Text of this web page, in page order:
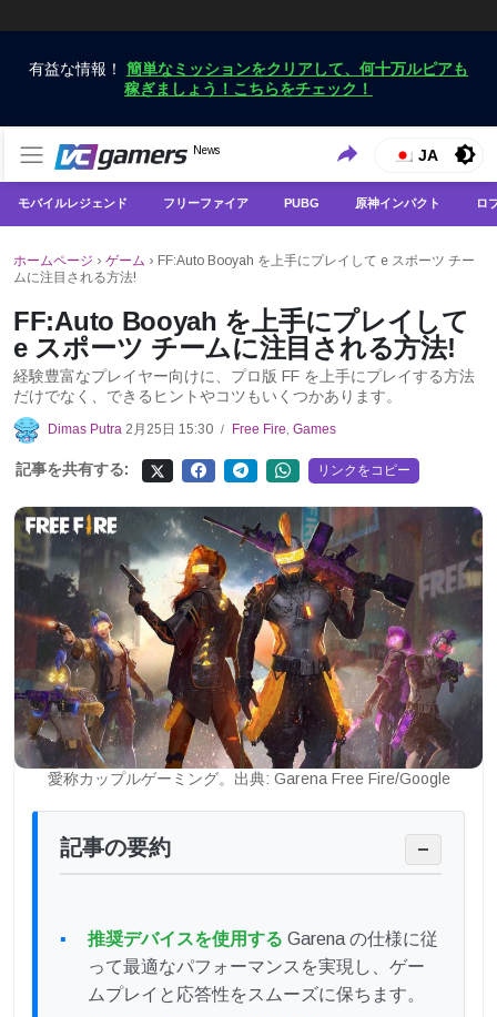
有益な情報！ 簡単なミッションをクリアして、何十万ルピアも
稼ぎましょう！こちらをチェック！
VCGamers ニュース
News
VCGamersだけで最新のゲームニュースを入手
JA
モバイルレジェンド フリーファイア PUBG 原神インパクト ロ
ホームページ › ゲーム › FF:Auto Booyah を上手にプレイして e スポーツ チー
ムに注目される方法!
FF:Auto Booyah を上手にプレイして
e スポーツ チームに注目される方法!
経験豊富なプレイヤー向けに、プロ版 FF を上手にプレイする方法
だけでなく、できるヒントやコツもいくつかあります。
Dimas Putra 2月25日 15:30 / Free Fire, Games
記事を共有する: リンクをコピー
愛称カップルゲーミング。出典: Garena Free Fire/Google
記事の要約 −
推奨デバイスを使用する Garena の仕様に従
って最適なパフォーマンスを実現し、ゲー
ムプレイと応答性をスムーズに保ちます。